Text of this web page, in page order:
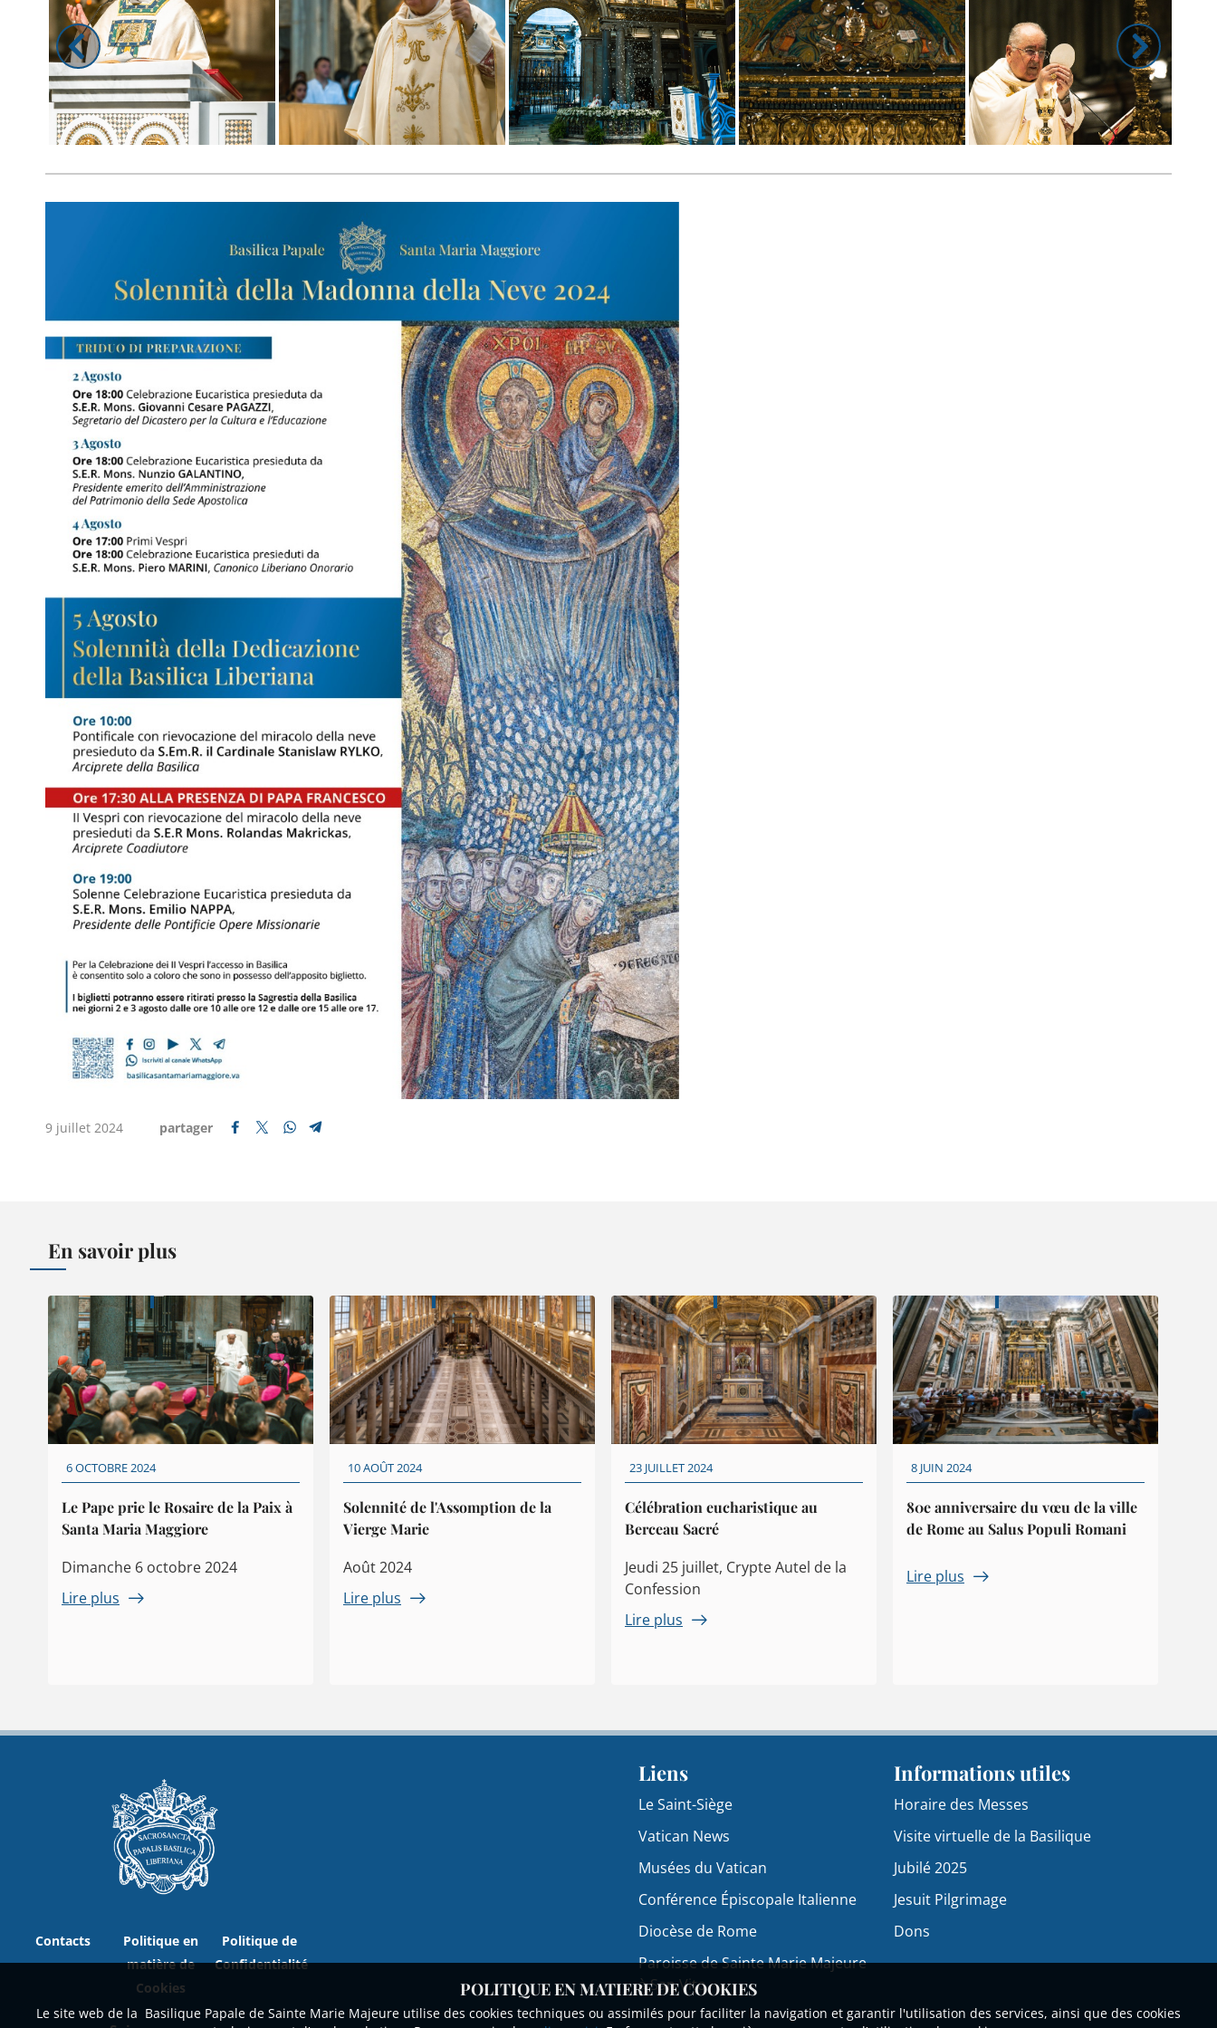
9 juillet 2024 partager
En savoir plus
6 OCTOBRE 2024
Le Pape prie le Rosaire de la Paix à
Santa Maria Maggiore
Dimanche 6 octobre 2024
Lire plus
10 AOÛT 2024
Solennité de l'Assomption de la
Vierge Marie
Août 2024
Lire plus
23 JUILLET 2024
Célébration eucharistique au
Berceau Sacré
Jeudi 25 juillet, Crypte Autel de la
Confession
Lire plus
8 JUIN 2024
80e anniversaire du vœu de la ville
de Rome au Salus Populi Romani
Lire plus
Contacts
Politique en
matière de
Cookies
Politique de
Confidentialité
Liens
Le Saint-Siège
Vatican News
Musées du Vatican
Conférence Épiscopale Italienne
Diocèse de Rome
Paroisse de Sainte Marie Majeure
à San Vito
Informations utiles
Horaire des Messes
Visite virtuelle de la Basilique
Jubilé 2025
Jesuit Pilgrimage
Dons
POLITIQUE EN MATIERE DE COOKIES
Le site web de la Basilique Papale de Sainte Marie Majeure utilise des cookies techniques ou assimilés pour faciliter la navigation et garantir l'utilisation des services, ainsi que des cookies